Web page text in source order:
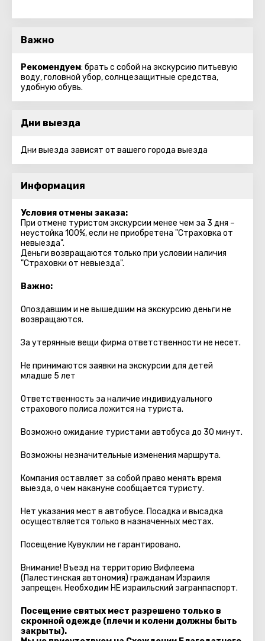
Важно
Рекомендуем: брать с собой на экскурсию питьевую
воду, головной убор, солнцезащитные средства,
удобную обувь.
Дни выезда
Дни выезда зависят от вашего города выезда
Информация
Условия отмены заказа:
При отмене туристом экскурсии менее чем за 3 дня –
неустойка 100%, если не приобретена "Страховка от
невыезда".
Деньги возвращаются только при условии наличия
"Страховки от невыезда".
Важно:
Опоздавшим и не вышедшим на экскурсию деньги не
возвращаются.
За утерянные вещи фирма ответственности не несет.
Не принимаются заявки на экскурсии для детей
младше 5 лет
Ответственность за наличие индивидуального
страхового полиса ложится на туриста.
Возможно ожидание туристами автобуса до 30 минут.
Возможны незначительные изменения маршрута.
Компания оставляет за собой право менять время
выезда, о чем накануне сообщается туристу.
Нет указания мест в автобуcе. Посадка и высадка
осуществляется только в назначенных местах.
Посещение Кувуклии не гарантировано.
Внимание! Въезд на территорию Вифлеема
(Палестинская автономия) гражданам Израиля
запрещен. Необходим НЕ израильский загранпаспорт.
Посещение святых мест разрешено только в
скромной одежде (плечи и колени должны быть
закрыты).